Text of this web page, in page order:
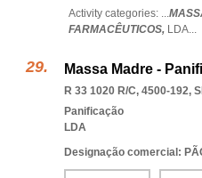
Activity categories: ...
FARMACÊUTICOS, LDA...
Massa Madre -
R 33 1020 R/C, 4500-192,
Panificação
LDA
Designação comercial: